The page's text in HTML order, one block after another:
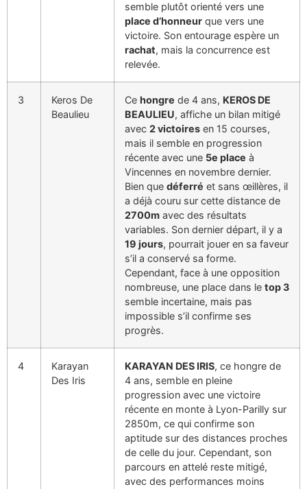
semble plutôt orienté vers une
place d’honneur que vers une
victoire. Son entourage espère un
rachat, mais la concurrence est
relevée.
3
Keros De
Beaulieu
Ce hongre de 4 ans, KEROS DE
BEAULIEU, affiche un bilan mitigé
avec 2 victoires en 15 courses,
mais il semble en progression
récente avec une 5e place à
Vincennes en novembre dernier.
Bien que déferré et sans œillères, il
a déjà couru sur cette distance de
2700m avec des résultats
variables. Son dernier départ, il y a
19 jours, pourrait jouer en sa faveur
s’il a conservé sa forme.
Cependant, face à une opposition
nombreuse, une place dans le top 3
semble incertaine, mais pas
impossible s’il confirme ses
progrès.
4
Karayan
Des Iris
KARAYAN DES IRIS, ce hongre de
4 ans, semble en pleine
progression avec une victoire
récente en monte à Lyon-Parilly sur
2850m, ce qui confirme son
aptitude sur des distances proches
de celle du jour. Cependant, son
parcours en attelé reste mitigé,
avec des performances moins